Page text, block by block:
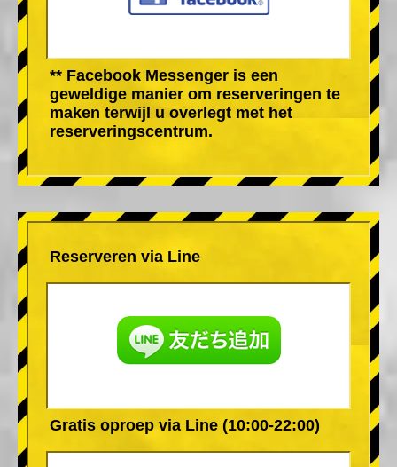
** Facebook Messenger is een
geweldige manier om reserveringen te
maken terwijl u overlegt met het
reserveringscentrum.
Reserveren via Line
Gratis oproep via Line (10:00-22:00)